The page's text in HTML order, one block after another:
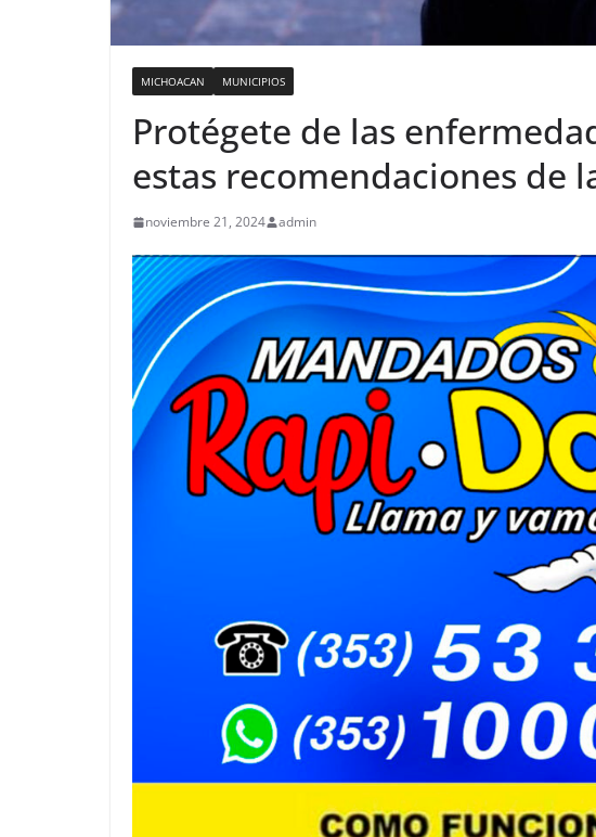
MICHOACAN MUNICIPIOS
Protégete de las
estas recomendaciones de
noviembre 21, 2024 admin